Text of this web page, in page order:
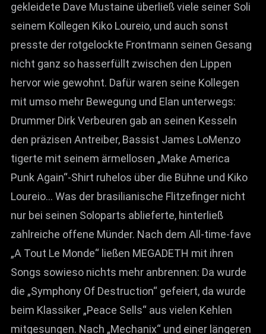
gekleidete Dave Mustaine überließ viele seiner Soli
seinem Kollegen Kiko Loureio, und auch sonst
presste der rotgelockte Frontmann seinen Gesang
nicht ganz so hasserfüllt zwischen den Lippen
hervor wie gewohnt. Dafür waren seine Kollegen
mit umso mehr Bewegung und Elan unterwegs:
Drummer Dirk Verbeuren gab an seinen Kesseln
den präzisen Antreiber, Bassist James LoMenzo
tigerte mit seinem ärmellosen „Make America
Punk Again“-Shirt ruhelos über die Bühne und Kiko
Loureio… Was der brasilianische Flitzefinger nicht
nur bei seinen Soloparts ablieferte, hinterließ
zahlreiche offene Münder. Nach dem All-time-fave
„A Tout Le Monde“ ließen MEGADETH mit ihren
Songs sowieso nichts mehr anbrennen: Da wurde
die „Symphony Of Destruction“ gefeiert, da wurde
beim Klassiker „Peace Sells“ aus vielen Kehlen
mitgesungen. Nach „Mechanix“ und einer längeren